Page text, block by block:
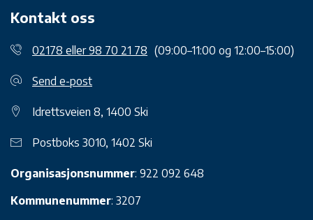
Kontakt oss
02178 eller 98 70 21 78 (09:00–11:00 og 12:00–15:00)
Send e-post
Idrettsveien 8, 1400 Ski
Postboks 3010, 1402 Ski
Organisasjonsnummer: 922 092 648
Kommunenummer: 3207